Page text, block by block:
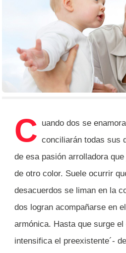
C uando dos se
conciliarán todas sus
de esa pasión arrolladora
de otro color. Suele ocurrir
desacuerdos se liman en la
dos logran acompañarse en
armónica. Hasta que surge
intensifica el preexistente´-